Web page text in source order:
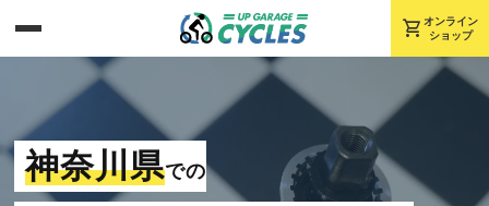
shopping_cart オンライン
ショップ
神奈川県での